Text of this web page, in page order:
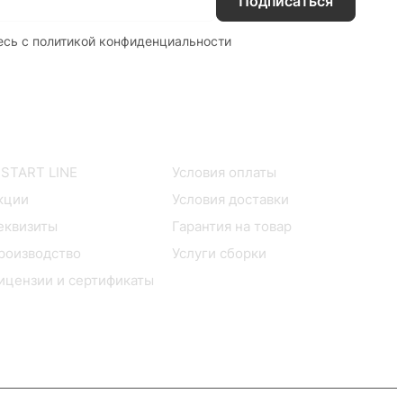
с политикой конфиденциальности
LINE
и сертификаты
Условия оплаты
Условия доставки
Гарантия на товар
Услуги сборки